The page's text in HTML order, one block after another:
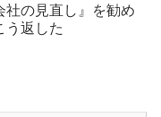
社の見直し』を勧め
返した